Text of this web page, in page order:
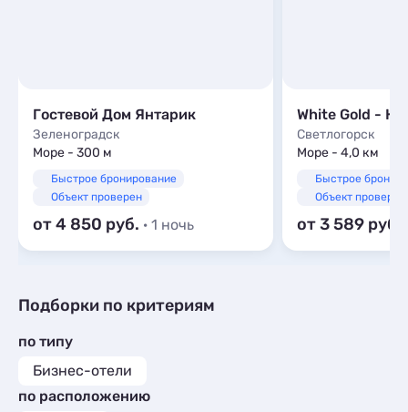
Гостевой Дом Янтарик
Зеленоградск
Море - 300 м
Быстрое бронирование
Объект проверен
от 4 850 · 1 ночь
White Gold -
Светлогорск
Море - 4,0 км
Быстрое
Объект проверен
от 3 589
Подборки по критериям
по типу
Бизнес-отели
по расположению